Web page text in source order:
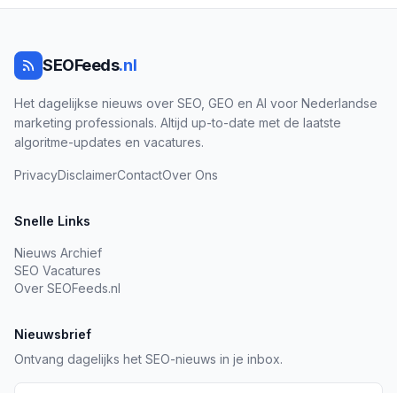
SEOFeeds.nl
Het dagelijkse nieuws over SEO, GEO en AI voor Nederlandse
marketing professionals. Altijd up-to-date met de laatste
algoritme-updates en vacatures.
PrivacyDisclaimerContactOver Ons
Snelle Links
Nieuws Archief
SEO Vacatures
Over SEOFeeds.nl
Nieuwsbrief
Ontvang dagelijks het SEO-nieuws in je inbox.